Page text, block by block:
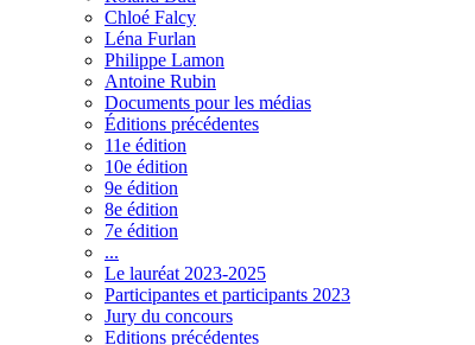
Chloé Falcy
Léna Furlan
Philippe Lamon
Antoine Rubin
Documents pour les médias
Éditions précédentes
11e édition
10e édition
9e édition
8e édition
7e édition
...
Le lauréat 2023-2025
Participantes et participants 2023
Jury du concours
Editions précédentes